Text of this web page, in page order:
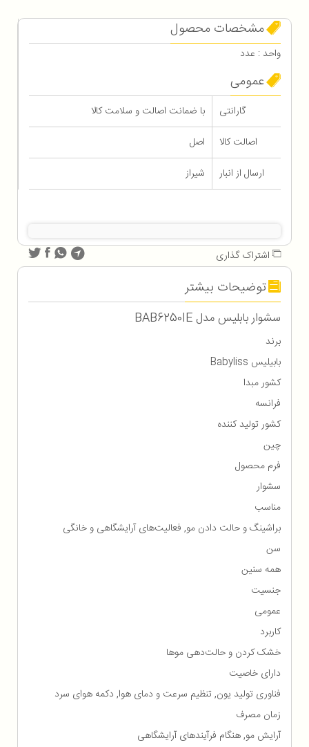
مشخصات محصول
واحد : عدد
عمومی
گارانتی
با ضمانت اصالت و سلامت کالا
اصالت کالا
اصل
ارسال از انبار
شیراز
اشتراک گذاری
توضیحات بیشتر
سشوار بابلیس مدل BAB6250IE
برند
بابیلیس Babyliss
کشور مبدا
فرانسه
کشور تولید کننده
چین
فرم محصول
سشوار
مناسب
براشینگ و حالت دادن مو, فعالیت‌های آرایشگاهی و خانگی
سن
همه سنین
جنسیت
عمومی
کاربرد
خشک کردن و حالت‌دهی موها
دارای خاصیت
فناوری تولید یون, تنظیم سرعت و دمای هوا, دکمه هوای سرد
زمان مصرف
آرایش مو, هنگام فرآیندهای آرایشگاهی